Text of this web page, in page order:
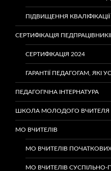
ПІДВИЩЕННЯ КВАЛІФІКАЦІЇ
СЕРТИФІКАЦІЯ
СЕРТИФІКАЦІЯ 2024
ГАРАНТІЇ ПЕДАГОГАМ,
ПЕДАГОГІЧНА ІНТЕРНАТУРА
ШКОЛА МОЛОДОГО ВЧИТЕЛЯ
МО ВЧИТЕЛІВ
МО ВЧИТЕЛІВ
МО ВЧИТЕЛІВ СУСПІЛЬНО-